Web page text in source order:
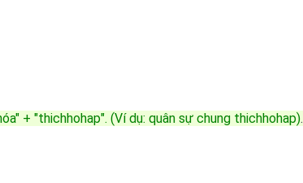
+ "thichhohap". (Ví dụ: quân sự chung thichhohap).